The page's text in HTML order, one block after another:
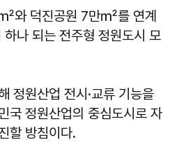
와 덕진공원 7만㎡를 연계
나 되는 전주형 정원도시 모
정원산업 전시·교류 기능을
국 정원산업의 중심도시로 자
할 방침이다.